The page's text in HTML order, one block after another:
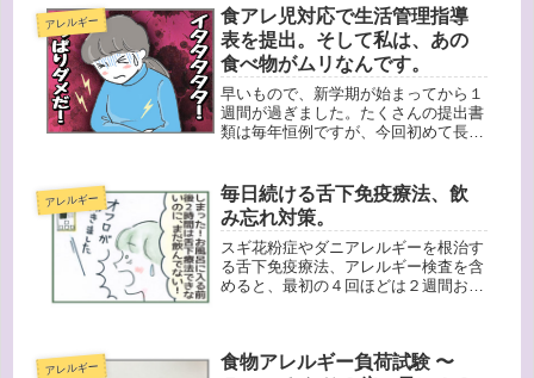
2017年の9月から、根本的に治せる可
能性のある舌下療法を知り、治療を
始...
アレルギー
食アレ児対応で生活管理指導
表を提出。そして私は、あの
食べ物がムリなんです。
早いもので、新学期が始まってから１
週間が過ぎました。たくさんの提出書
類は毎年恒例ですが、今回初めて長男
給食などのアレルギー対応が必要な子
供は、この書類を医療機関に書いても
ら...
アレルギー
毎日続ける舌下免疫療法、飲
み忘れ対策。
スギ花粉症やダニアレルギーを根治す
る舌下免疫療法、アレルギー検査を含
めると、最初の４回ほどは２週間おき
もそれぞれ渡されました。ノートは、
アレルギー
食物アレルギー負荷試験 〜